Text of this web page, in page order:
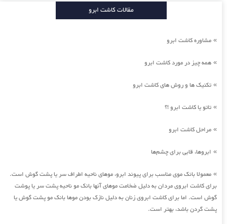
مقالات کاشت ابرو
» مشاوره کاشت ابرو
» همه چیز در مورد کاشت ابرو
» تکنیک ها و روش های کاشت ابرو
» تاتو یا کاشت ابرو !؟
» مراحل کاشت ابرو
» ابروها، قابی برای چشم‌ها
» معمولا بانک موی مناسب برای پیوند ابرو، موهای ناحیه اطراف سر یا پشت گوش است.
برای کاشت ابروی مردان به دلیل ضخامت موهای آنها بانک مو ناحیه پشت سر یا پوشت
گوش است. اما برای کاشت ابروی زنان به دلیل نازک بودن موها بانک مو پشت گوش یا
پشت گردن باشد، بهتر است.